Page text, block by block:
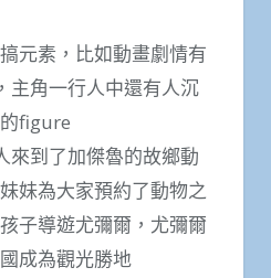
元素，比如動畫劇情有
主角一行人中還有人沉
figure
來到了加傑魯的故鄉動
妹為大家預約了動物之
子導遊尤彌爾，尤彌爾
成為觀光勝地